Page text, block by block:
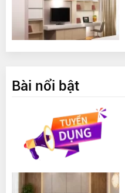
Bài nổi bật